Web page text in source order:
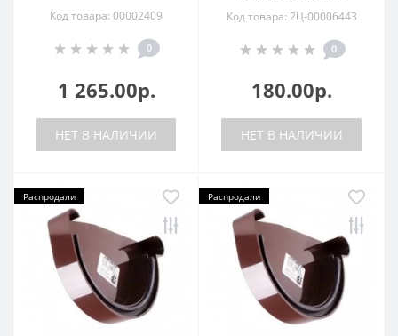
Код товара: 00002409
0
1 265.00р.
НЕТ В НАЛИЧИИ
Код товара: 2Ц-00006443
0
180.00р.
НЕТ В НАЛИЧИИ
Распродали Распродали